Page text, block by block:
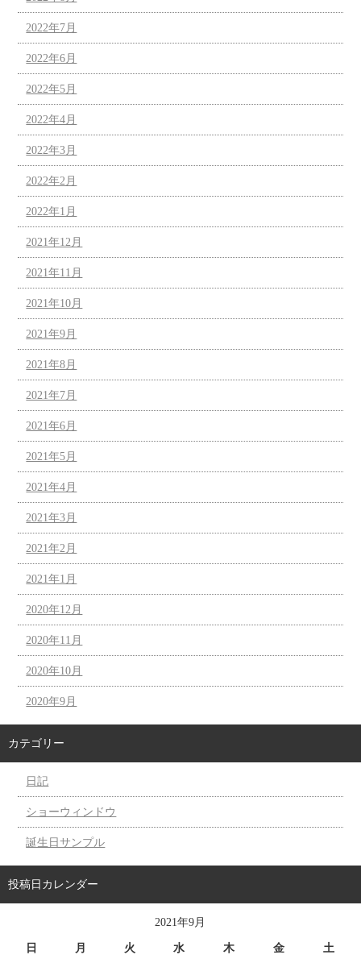
2022年7月
2022年6月
2022年5月
2022年4月
2022年3月
2022年2月
2022年1月
2021年12月
2021年11月
2021年10月
2021年9月
2021年8月
2021年7月
2021年6月
2021年5月
2021年4月
2021年3月
2021年2月
2021年1月
2020年12月
2020年11月
2020年10月
2020年9月
カテゴリー
日記
ショーウィンドウ
誕生日サンプル
投稿日カレンダー
2021年9月
日 月 火 水 木 金 土